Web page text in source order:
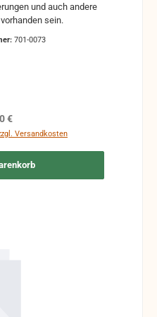
und auch andere
701-0073
Preis:
€
Versandkosten